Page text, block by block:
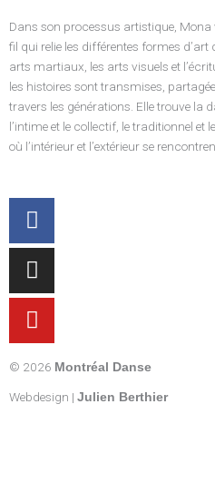
Dans son processus artistique, Mona
fil qui relie les différentes formes d’art
arts martiaux, les arts visuels et
les histoires sont transmises,
travers les générations. Elle trouve la
l’intime et le collectif, le traditionnel et
où l’intérieur et l’extérieur se
Facebook-
f
Instagram
Youtube
© 2026 Montréal Danse
Webdesign | Julien Berthier